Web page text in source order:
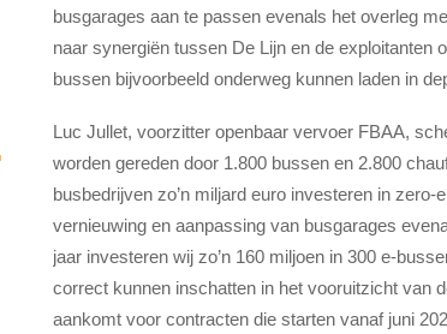
busgarages aan te passen evenals het overleg
naar synergiën tussen De Lijn en de exploitanten
bussen bijvoorbeeld onderweg kunnen laden in
Luc Jullet, voorzitter openbaar vervoer FBAA,
worden gereden door 1.800 bussen en 2.800
busbedrijven zo’n miljard euro investeren in
vernieuwing en aanpassing van busgarages
jaar investeren wij zo’n 160 miljoen in 300 e-
correct kunnen inschatten in het vooruitzicht van
aankomt voor contracten die starten vanaf juni